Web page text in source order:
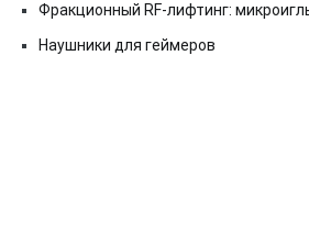
Фракционный RF-лифтинг:
Наушники для геймеров